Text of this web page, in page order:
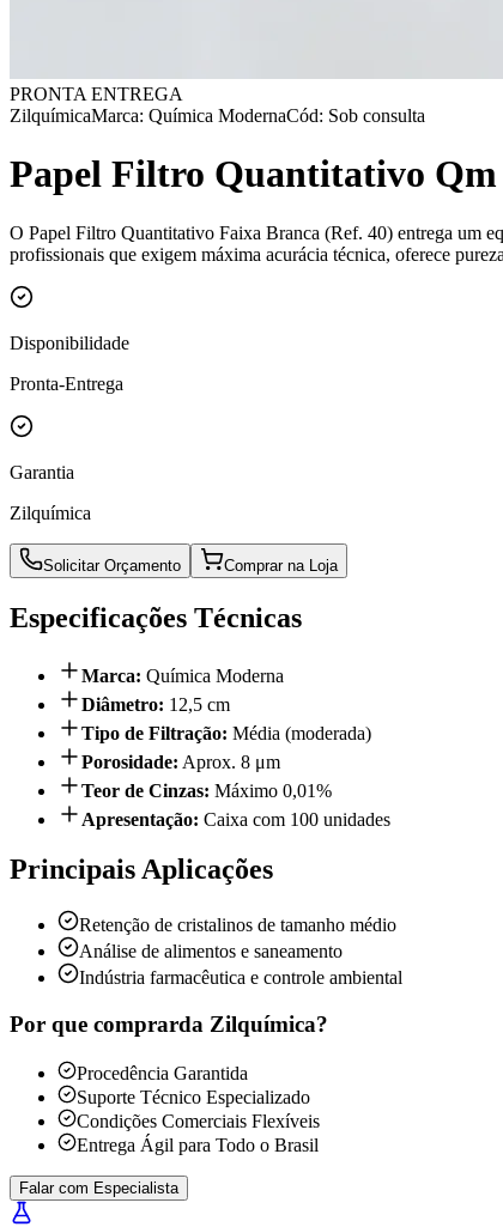
PRONTA ENTREGA
ZilquímicaMarca: Química ModernaCód: Sob consulta
Papel Filtro Quantitativo Qm
O Papel Filtro Quantitativo Faixa Branca (Ref. 40) entrega um
profissionais que exigem máxima acurácia técnica, oferece
Disponibilidade
Pronta-Entrega
Garantia
Zilquímica
Solicitar Orçamento Comprar na Loja
Especificações Técnicas
Marca: Química Moderna
Diâmetro: 12,5 cm
Tipo de Filtração: Média (moderada)
Porosidade: Aprox. 8 μm
Teor de Cinzas: Máximo 0,01%
Apresentação: Caixa com 100 unidades
Principais Aplicações
Retenção de cristalinos de tamanho médio
Análise de alimentos e saneamento
Indústria farmacêutica e controle ambiental
Por que comprarda Zilquímica?
Procedência Garantida
Suporte Técnico Especializado
Condições Comerciais Flexíveis
Entrega Ágil para Todo o Brasil
Falar com Especialista